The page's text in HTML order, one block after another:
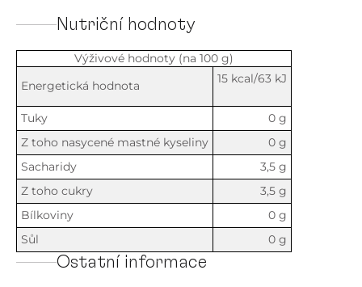
Nutriční hodnoty
Výživové hodnoty (na 100 g)
Energetická hodnota
15 kcal/63 kJ
Tuky
0 g
Z toho nasycené mastné kyseliny
0 g
Sacharidy
3,5 g
Z toho cukry
3,5 g
Bílkoviny
0 g
Sůl
0 g
Ostatní informace